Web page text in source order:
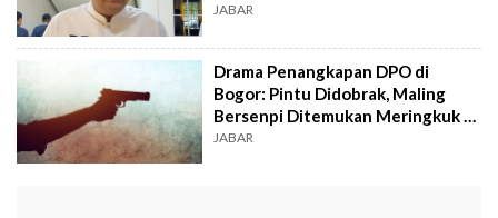
JABAR
Drama Penangkapan DPO di
Bogor: Pintu Didobrak, Maling
Bersenpi Ditemukan Meringkuk di
Lemari Dapur
JABAR